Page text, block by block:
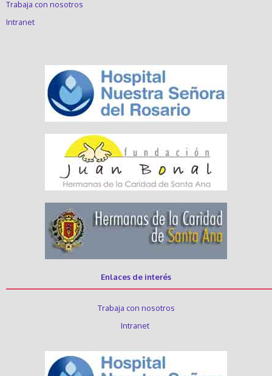
Trabaja con nosotros
Intranet
Enlaces de interés
Trabaja con nosotros
Intranet